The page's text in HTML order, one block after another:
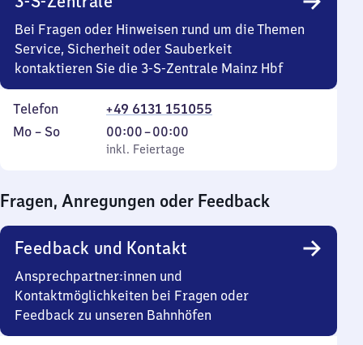
Uhr
45
20
Uhr
45
Bei Fragen oder Hinweisen rund um die Themen
Service, Sicherheit oder Sauberkeit
kontaktieren Sie die 3-S-Zentrale Mainz Hbf
Telefon
+49 6131 151055
Montag
Mo – So,
inkl. Feiertage
00:00–00:00
Von
0
0
Uhr
inkl. Feiertage
Fragen, Anregungen oder Feedback
Feedback und Kontakt
Ansprechpartner:innen und
Kontaktmöglichkeiten bei Fragen oder
Feedback zu unseren Bahnhöfen